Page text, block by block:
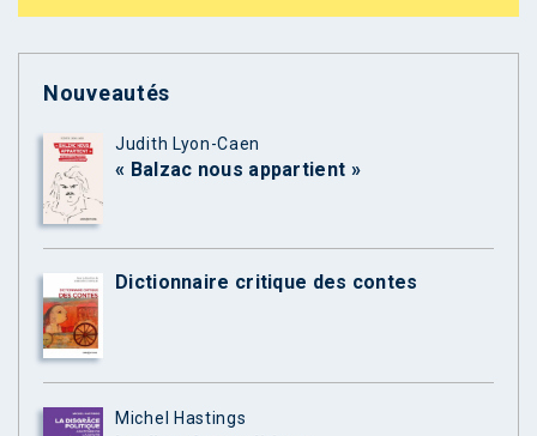
Nouveautés
Judith Lyon-Caen
« Balzac nous appartient »
Dictionnaire critique des contes
Michel Hastings